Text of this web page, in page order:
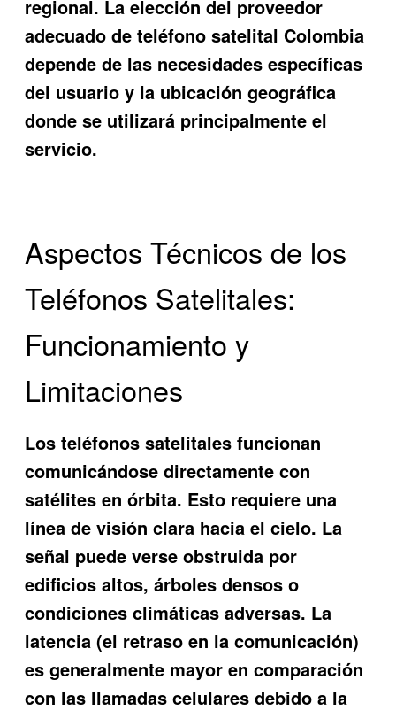
regional. La elección del proveedor
adecuado deteléfono satelital Colombia
depende de las necesidades específicas
del usuario y la ubicación geográfica
donde se utilizará principalmente el
servicio.
Aspectos Técnicos de los
Teléfonos Satelitales:
Funcionamiento y
Limitaciones
Los teléfonos satelitales funcionan
comunicándose directamente con
satélites en órbita. Esto requiere una
línea de visión clara hacia el cielo. La
señal puede verse obstruida por
edificios altos, árboles densos o
condiciones climáticas adversas. La
latencia (el retraso en la comunicación)
es generalmente mayor en comparación
con las llamadas celulares debido a la